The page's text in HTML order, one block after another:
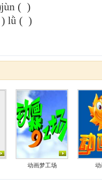
( )
lǜ ( )
动画梦工场 动